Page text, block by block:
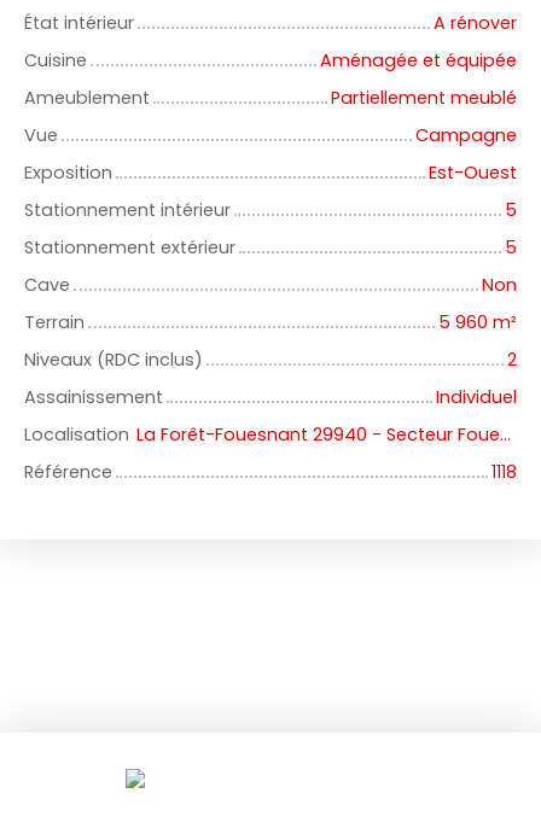
État intérieur
A rénover
Cuisine
Aménagée et équipée
Ameublement
Partiellement meublé
Vue
Campagne
Exposition
Est-Ouest
Stationnement intérieur
5
Stationnement extérieur
5
Cave
Non
Terrain
5 960 m²
Niveaux (RDC inclus)
2
Assainissement
Individuel
Localisation
La Forêt-Fouesnant 29940 - Secteur Fouesnant
Référence
1118